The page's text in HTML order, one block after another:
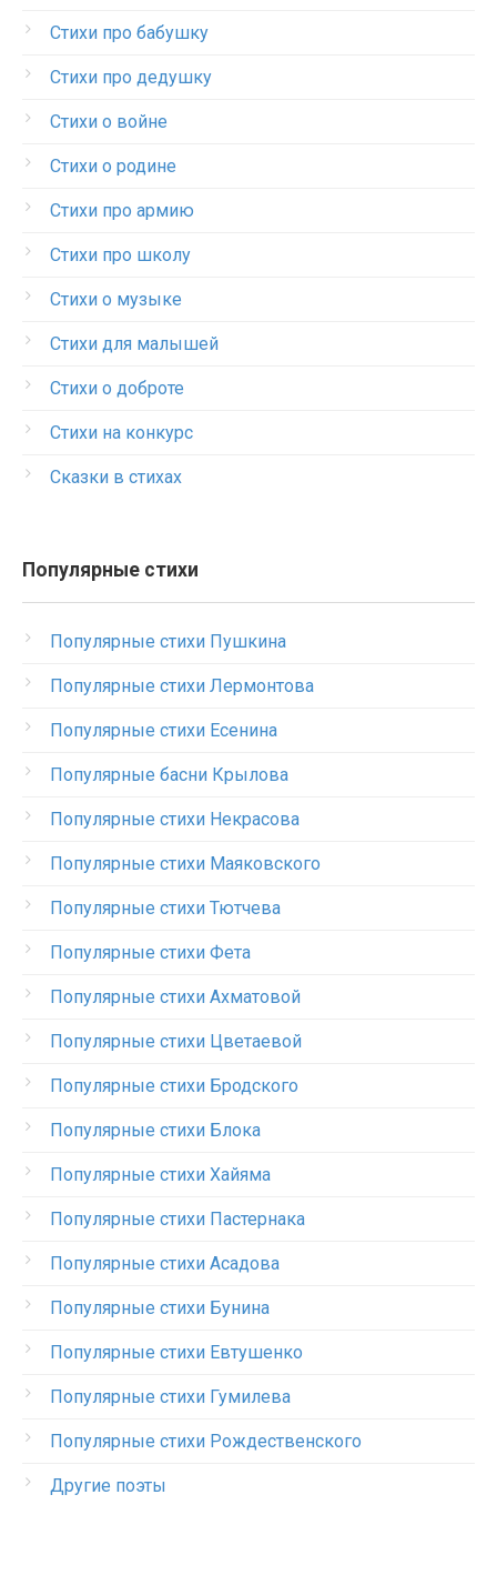
Стихи про бабушку
Стихи про дедушку
Стихи о войне
Стихи о родине
Стихи про армию
Стихи про школу
Стихи о музыке
Стихи для малышей
Стихи о доброте
Стихи на конкурс
Сказки в стихах
Популярные стихи
Популярные стихи Пушкина
Популярные стихи Лермонтова
Популярные стихи Есенина
Популярные басни Крылова
Популярные стихи Некрасова
Популярные стихи Маяковского
Популярные стихи Тютчева
Популярные стихи Фета
Популярные стихи Ахматовой
Популярные стихи Цветаевой
Популярные стихи Бродского
Популярные стихи Блока
Популярные стихи Хайяма
Популярные стихи Пастернака
Популярные стихи Асадова
Популярные стихи Бунина
Популярные стихи Евтушенко
Популярные стихи Гумилева
Популярные стихи Рождественского
Другие поэты